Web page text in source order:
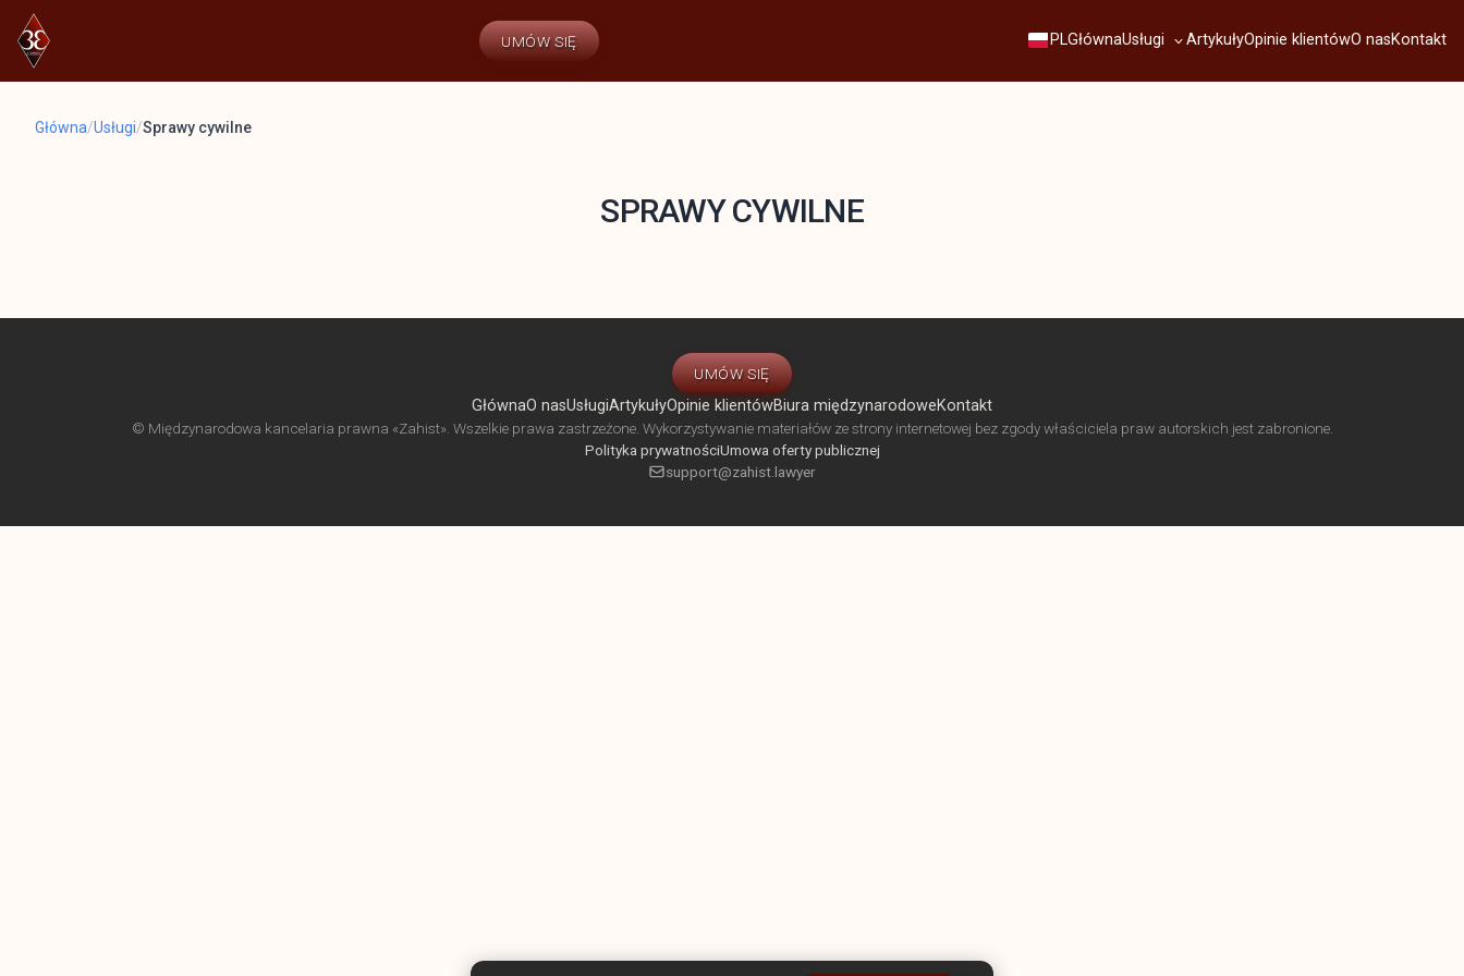
UMÓW SIĘ PLGłównaUsługi ArtykułyOpinie klientówO nasKontakt
Główna/Usługi/Sprawy cywilne
SPRAWY CYWILNE
UMÓW SIĘ
GłównaO nasUsługiArtykułyOpinie klientówBiura międzynarodoweKontakt
© Międzynarodowa kancelaria prawna «Zahist». Wszelkie prawa zastrzeżone. Wykorzystywanie materiałów ze strony internetowej bez zgody właściciela praw autorskich jest zabronione.
Polityka prywatnościUmowa oferty publicznej
support@zahist.lawyer